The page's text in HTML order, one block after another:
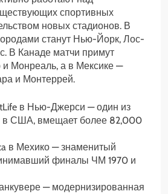
спортивных
новых стадионов. В
станут Нью-Йорк, Лос-
В Канаде матчи примут
и Монреаль, а в Мексике —
и Монтеррей.
в Нью-Джерси — один из
в США, вмещает более 82,000
в Мехико — знаменитый
финалы ЧМ 1970 и
— модернизированная